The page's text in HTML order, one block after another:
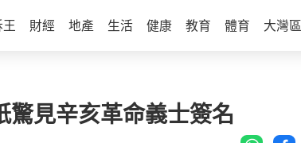
財經 地產 生活 健康 教育 體育 大灣區
驚見辛亥革命義士簽名